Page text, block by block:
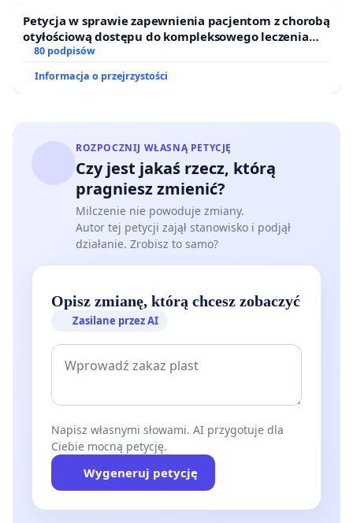
Petycja w sprawie zapewnienia pacjentom z chorobą
otyłościową dostępu do kompleksowego leczenia
oraz programów profilaktycznych.
80 podpisów
Informacja o przejrzystości
ROZPOCZNIJ WŁASNĄ PETYCJĘ
Czy jest jakaś rzecz, którą
pragniesz zmienić?
Milczenie nie powoduje zmiany.
Autor tej petycji zajął stanowisko i podjął
działanie. Zrobisz to samo?
Opisz zmianę, którą chcesz zobaczyć
Zasilane przez AI
Napisz własnymi słowami. AI przygotuje dla
Ciebie mocną petycję.
Wygeneruj petycję